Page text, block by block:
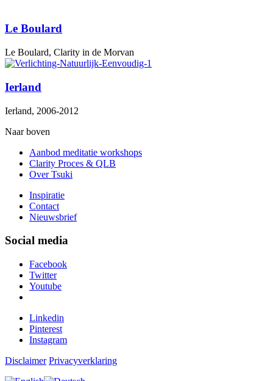
Le Boulard
Le Boulard, Clarity in de Morvan
Ierland
Ierland, 2006-2012
Naar boven
Aanbod meditatie workshops
Clarity Proces & QLB
Over Tsuki
Inspiratie
Contact
Nieuwsbrief
Social media
Facebook
Twitter
Youtube
Linkedin
Pinterest
Instagram
Disclaimer Privacyverklaring